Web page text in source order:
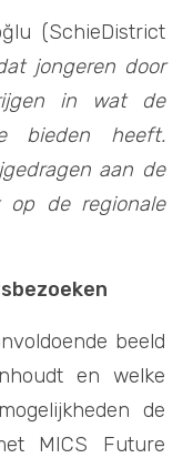
(SchieDistrict
jongeren door
in wat de
bieden heeft.
aan de
op de regionale
beeld
en welke
de
MICS Future